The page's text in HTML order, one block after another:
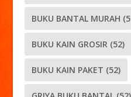
BUKU BANTAL MURAH
BUKU KAIN GROSIR (52)
BUKU KAIN PAKET (52)